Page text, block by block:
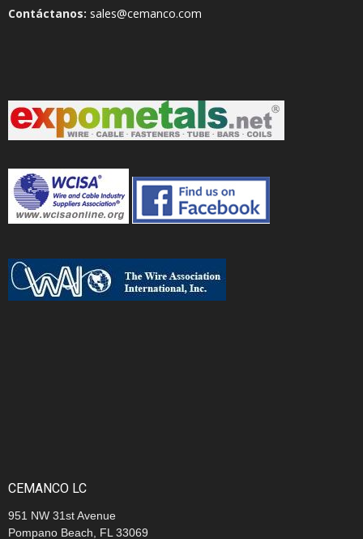
Contáctanos: sales@cemanco.com
CEMANCO LC
951 NW 31st Avenue
Pompano Beach, FL 33069